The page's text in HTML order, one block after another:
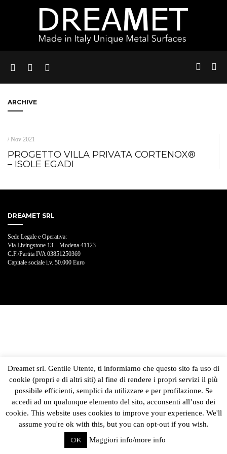
ARCHIVE
/ Nov 2021
PROGETTO VILLA PRIVATA CORTENOX®
– ISOLE EGADI
DREAMET SRL
Sede Legale e Operativa:
Via Livingstone 13 – Modena 41123
C.F./Partita IVA 03851250369
Capitale sociale i.v. 50.000 Euro
Dreamet srl. Gentile Utente, ti informiamo che questo sito fa uso di
cookie (propri e di altri siti) al fine di rendere i propri servizi il più
possibile efficienti, semplici da utilizzare e per profilazione. Se
accedi ad un qualunque elemento del sito, acconsenti all’uso dei
cookie. This website uses cookies to improve your experience. We'll
assume you're ok with this, but you can opt-out if you wish.
OK
Maggiori info/more info